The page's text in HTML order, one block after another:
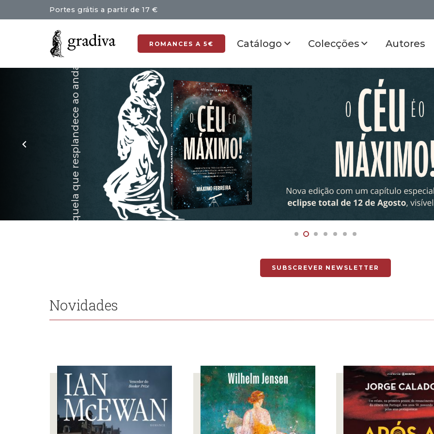
Portes grátis a partir de 17 €
ROMANCES A 5€ Catálogo Colecções Autores
Aquela que resplandece ao andar
SUBSCREVER NEWSLETTER
Novidades